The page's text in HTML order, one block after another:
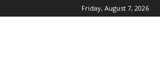
Friday, August 7, 2026